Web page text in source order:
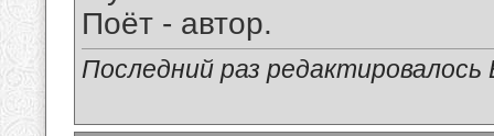
Поёт - автор.
Последний раз